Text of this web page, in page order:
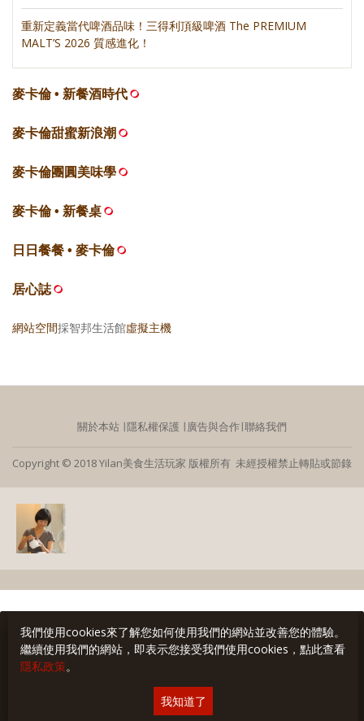
重新定義當代啤酒品味！三得利頂級啤酒 The PREMIUM
MALT’S 2026 質感進化！
麥卡倫 • 新餐酒時代
麥卡倫甜蜜新浪潮
麥卡倫團圓美味學
麥卡倫 • 新餐桌
日日餐餐 • 麥卡倫
居心誌
網站空間採智邦生活館虛擬主機
關於本站 ∣隱私權保護 ∣廣告與合作∣聯絡我們
Copyright © 2018 Yilan美食生活玩家 版權所有 未經授權禁止轉貼或節錄
我們使用cookies來了解您如何使用我們的網站並改善您的體驗。
繼續使用我們的網站，即表示您接受我們使用cookies，點此查看
隱私政策。
我知道了